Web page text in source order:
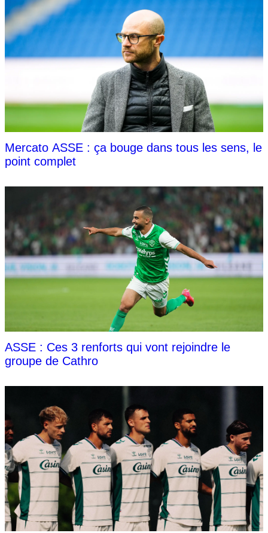
Mercato ASSE : ça bouge dans tous les sens, le
point complet
ASSE : Ces 3 renforts qui vont rejoindre le
groupe de Cathro